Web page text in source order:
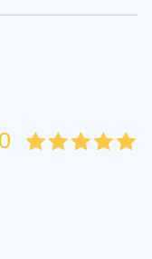
45
4
35
3
25
2
15
1
05